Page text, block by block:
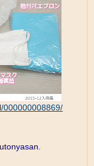
000000008869/